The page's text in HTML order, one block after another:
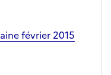
février 2015